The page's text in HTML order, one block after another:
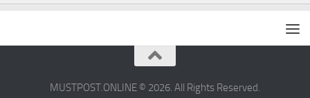
MUSTPOST.ONLINE © 2026. All Rights Reserved.